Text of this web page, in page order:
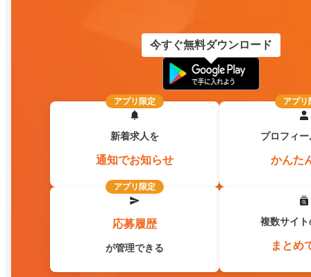
今すぐ無料ダウンロード
アプリ限定
新着求人を
通知でお知らせ
アプリ
プロフィ
かんた
アプリ限定
応募履歴
が管理できる
複数サイ
まとめ